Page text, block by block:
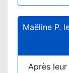
Maëline P.
Après